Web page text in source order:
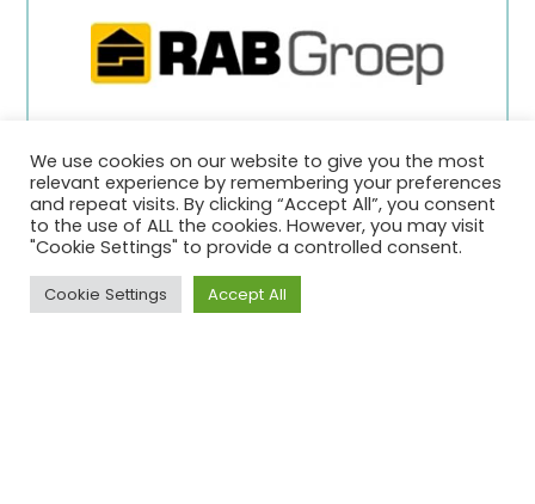
RAB
We use cookies on our website to give you the most
relevant experience by remembering your preferences
and repeat visits. By clicking “Accept All”, you consent
to the use of ALL the cookies. However, you may visit
"Cookie Settings" to provide a controlled consent.
Cookie Settings Accept All